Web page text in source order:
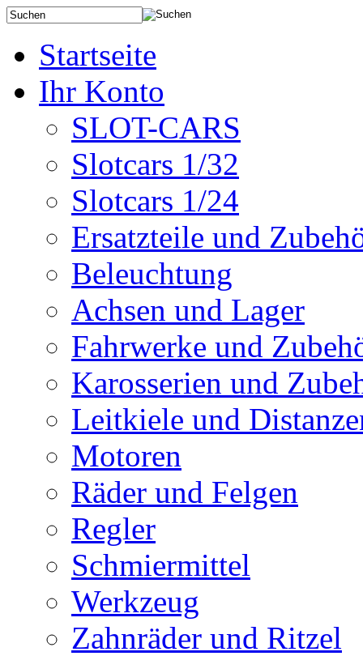
Startseite
Ihr Konto
SLOT-CARS
Slotcars 1/32
Slotcars 1/24
Ersatzteile und
Beleuchtung
Achsen und Lager
Fahrwerke und
Karosserien und
Leitkiele und
Motoren
Räder und Felgen
Regler
Schmiermittel
Werkzeug
Zahnräder und Ritzel